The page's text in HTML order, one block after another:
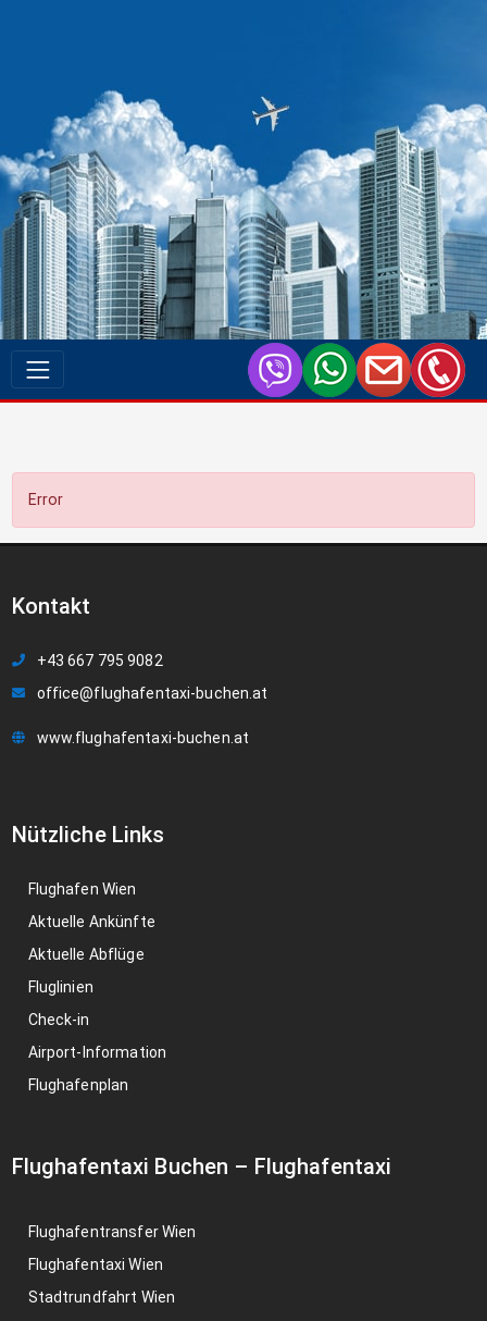
Error
Kontakt
+43 667 795 9082
office@flughafentaxi-buchen.at
www.flughafentaxi-buchen.at
Nützliche Links
Flughafen Wien
Aktuelle Ankünfte
Aktuelle Abflüge
Fluglinien
Check-in
Airport-Information
Flughafenplan
Flughafentaxi Buchen – Flughafentaxi
Flughafentransfer Wien
Flughafentaxi Wien
Stadtrundfahrt Wien